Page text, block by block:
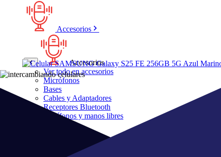
Accesorios
Accesorios
Ver todo en accesorios
Micrófonos
Bases
Cables y Adaptadores
Receptores Bluetooth
Audífonos y manos libres